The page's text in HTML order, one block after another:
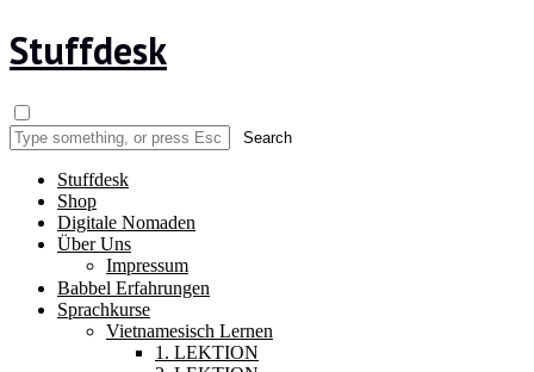
Stuffdesk
Stuffdesk
Shop
Digitale Nomaden
Über Uns
Impressum
Babbel Erfahrungen
Sprachkurse
Vietnamesisch Lernen
1. LEKTION